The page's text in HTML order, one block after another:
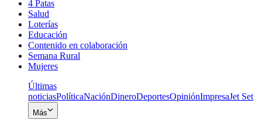
4 Patas
Salud
Loterías
Educación
Contenido en colaboración
Semana Rural
Mujeres
Últimas
noticiasPolíticaNaciónDineroDeportesOpiniónImpresaJet Set
Más